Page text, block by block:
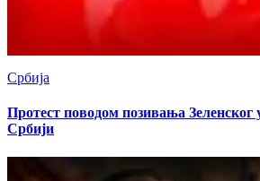
Србија
Протест поводом позивања Зеленског
Србији